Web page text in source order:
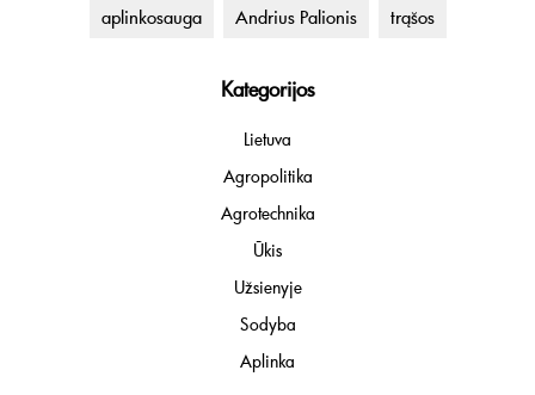
aplinkosauga Andrius Palionis trąšos
Kategorijos
Lietuva
Agropolitika
Agrotechnika
Ūkis
Užsienyje
Sodyba
Aplinka